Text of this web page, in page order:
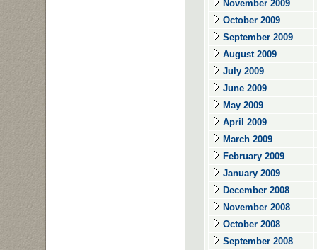
November 2009
October 2009
September 2009
August 2009
July 2009
June 2009
May 2009
April 2009
March 2009
February 2009
January 2009
December 2008
November 2008
October 2008
September 2008